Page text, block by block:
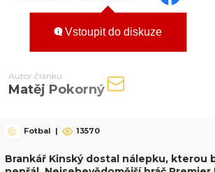
Vstoupit do diskuze
Autor článku
Matěj Pokorný
Fotbal | 13570
Brankář Kinský dostal nálepku, kterou